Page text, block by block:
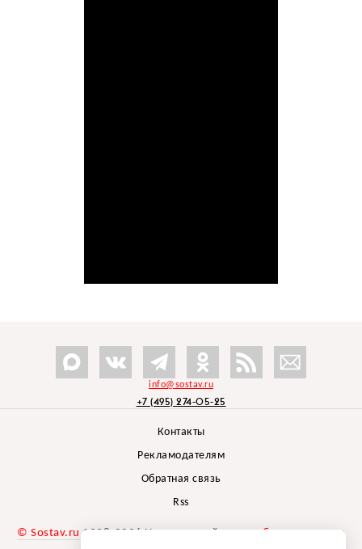
info@sostav.ru
+7 (495) 274-05-25
Контакты
Рекламодателям
Обратная связь
Rss
© Sostav.ru 1998-2026 Независимый проектбрендингового